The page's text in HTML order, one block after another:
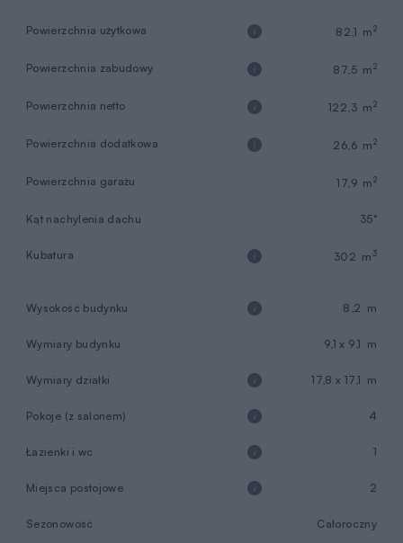
Powierzchnia użytkowa 82,1 m2
Powierzchnia zabudowy 87,5 m2
Powierzchnia netto 122,3 m2
Powierzchnia dodatkowa 26,6 m2
Powierzchnia garażu 17,9 m2
Kąt nachylenia dachu 35°
Kubatura 302 m3
Wysokość budynku 8,2 m
Wymiary budynku 9,1 x 9,1 m
Wymiary działki 17,8 x 17,1 m
Pokoje (z salonem) 4
Łazienki i wc 1
Miejsca postojowe 2
Sezonowość Całoroczny